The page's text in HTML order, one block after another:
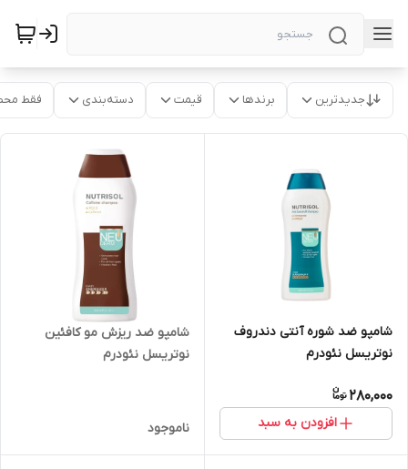
جدیدترین برندها قیمت دسته‌بندی فقط
شامپو ضد شوره آنتی دندروف
نوتریسل نئودرم
280,000
افزودن به سبد
شامپو ضد ریزش مو کافئین
نوتریسل نئودرم
ناموجود